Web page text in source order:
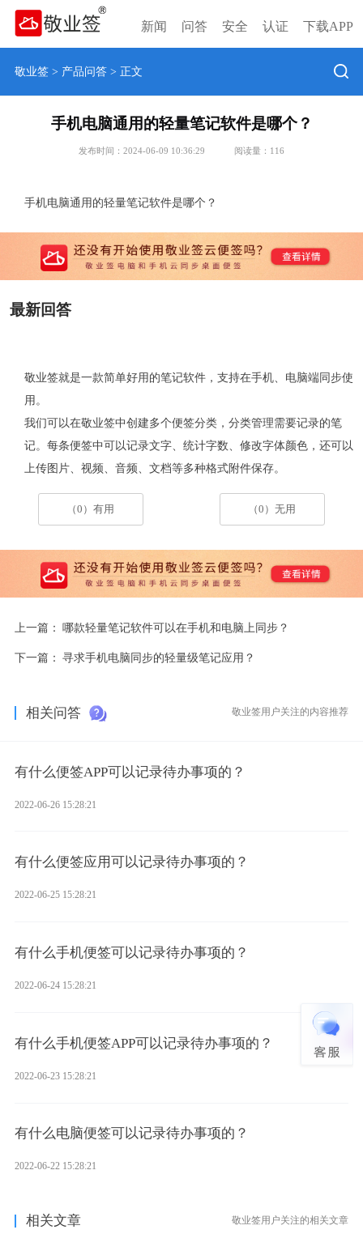
新闻 问答 安全 认证 下载APP
敬业签> 产品问答> 正文
手机电脑通用的轻量笔记软件是哪个？
发布时间：2024-06-09 10:36:29 阅读量： 116
手机电脑通用的轻量笔记软件是哪个？
最新回答
敬业签就是一款简单好用的笔记软件，支持在手机、电脑端同步使
用。
我们可以在敬业签中创建多个便签分类，分类管理需要记录的笔
记。每条便签中可以记录文字、统计字数、修改字体颜色，还可以
上传图片、视频、音频、文档等多种格式附件保存。
（0）有用 （0）无用
上一篇： 哪款轻量笔记软件可以在手机和电脑上同步？
下一篇： 寻求手机电脑同步的轻量级笔记应用？
相关问答 敬业签用户关注的内容推荐
有什么便签APP可以记录待办事项的？
2022-06-26 15:28:21
有什么便签应用可以记录待办事项的？
2022-06-25 15:28:21
有什么手机便签可以记录待办事项的？
2022-06-24 15:28:21
有什么手机便签APP可以记录待办事项的？
2022-06-23 15:28:21
有什么电脑便签可以记录待办事项的？
2022-06-22 15:28:21
相关文章 敬业签用户关注的相关文章